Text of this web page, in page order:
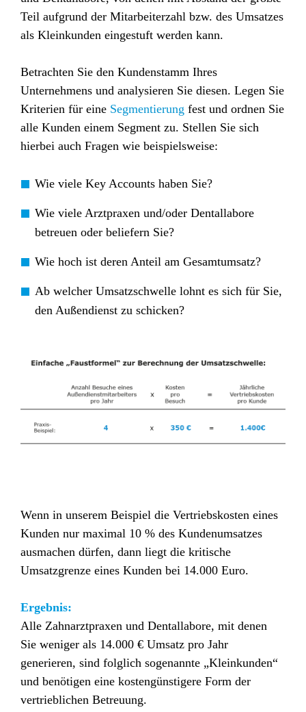
Teil aufgrund der Mitarbeiterzahl bzw. des Umsatzes
als Kleinkunden eingestuft werden kann.
Betrachten Sie den Kundenstamm Ihres
Unternehmens und analysieren Sie diesen. Legen Sie
Kriterien für eine Segmentierung fest und ordnen Sie
alle Kunden einem Segment zu. Stellen Sie sich
hierbei auch Fragen wie beispielsweise:
Wie viele Key Accounts haben Sie?
Wie viele Arztpraxen und/oder Dentallabore
betreuen oder beliefern Sie?
Wie hoch ist deren Anteil am Gesamtumsatz?
Ab welcher Umsatzschwelle lohnt es sich für Sie,
den Außendienst zu schicken?
Wenn in unserem Beispiel die Vertriebskosten eines
Kunden nur maximal 10 % des Kundenumsatzes
ausmachen dürfen, dann liegt die kritische
Umsatzgrenze eines Kunden bei 14.000 Euro.
Ergebnis:
Alle Zahnarztpraxen und Dentallabore, mit denen
Sie weniger als 14.000 € Umsatz pro Jahr
generieren, sind folglich sogenannte „Kleinkunden“
und benötigen eine kostengünstigere Form der
vertrieblichen Betreuung.